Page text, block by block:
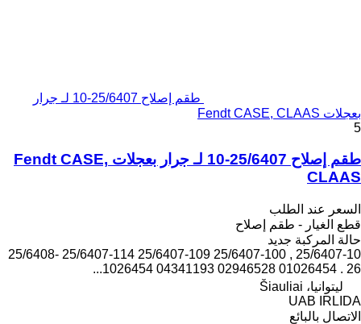
طقم إصلاح 25/6407-10 لـ جرار
بعجلات Fendt CASE, CLAAS
5
طقم إصلاح 25/6407-10 لـ جرار بعجلات Fendt CASE,
CLAAS
السعر عند الطلب
قطع الغيار - طقم إصلاح
حالة المركبة جديد
25/6407-10 , 25/6407-100 25/6407-109 25/6407-114 25/6408-
26 . 01026454 02946528 04341193 1026454...
ليتوانيا، Šiauliai
UAB IRLIDA
الاتصال بالبائع